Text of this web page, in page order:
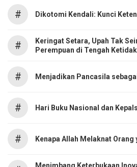
# Dikotomi Kendali: Kunci
#
Keringat Setara, Upah Tak
Perempuan di Tengah
# Menjadikan Pancasila
# Hari Buku Nasional dan
# Kenapa Allah Melaknat